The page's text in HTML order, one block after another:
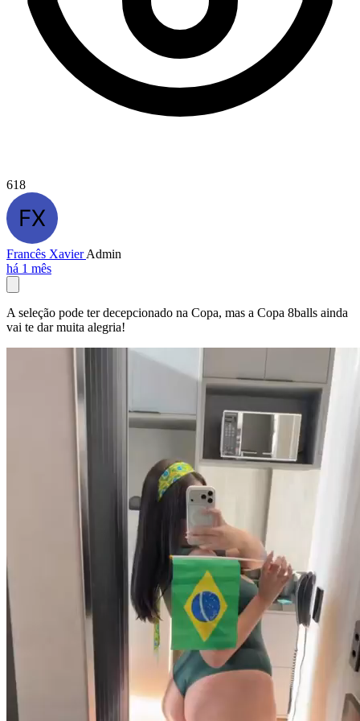
618
Francês XavierAdmin
há 1 mês
A seleção pode ter decepcionado na Copa, mas a Copa 8balls ainda
vai te dar muita alegria!